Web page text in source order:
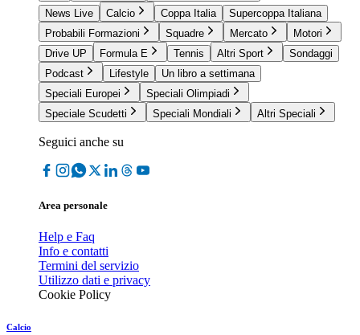
News Live
Calcio Coppa Italia
Supercoppa Italiana
Probabili Formazioni
Squadre Mercato
Motori
Drive UP
Formula E Tennis Altri Sport
Sondaggi
Podcast
Lifestyle
Un libro a settimana
Speciali Europei
Speciali Olimpiadi
Speciale Scudetti
Speciali Mondiali Altri Speciali
Seguici anche su
Area personale
Help e Faq
Info e contatti
Termini del servizio
Utilizzo dati e privacy
Cookie Policy
Calcio